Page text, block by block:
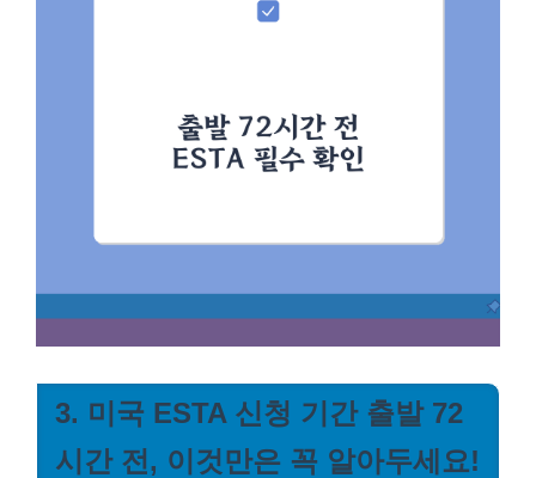
3. 미국 ESTA 신청 기간 출발 72
시간 전, 이것만은 꼭 알아두세요!